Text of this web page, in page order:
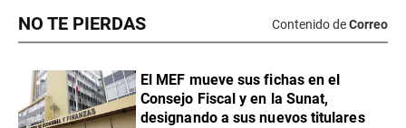
NO TE PIERDAS Contenido deCorreo
El MEF mueve sus fichas en el
Consejo Fiscal y en la Sunat,
designando a sus nuevos titulares